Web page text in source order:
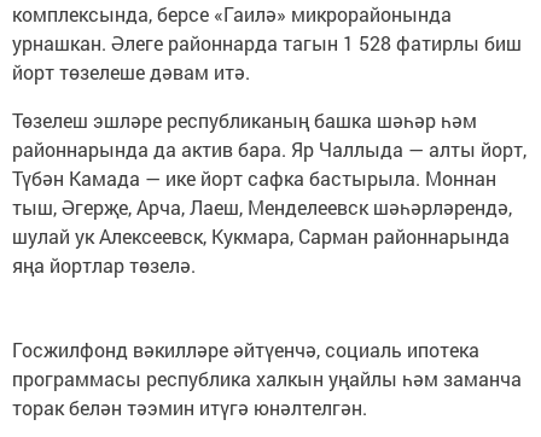
комплексында, берсе «Гаилә» микрорайонында
урнашкан. Әлеге районнарда тагын 1 528 фатирлы биш
йорт төзелеше дәвам итә.
Төзелеш эшләре республиканың башка шәһәр һәм
районнарында да актив бара. Яр Чаллыда — алты йорт,
Түбән Камада — ике йорт сафка бастырыла. Моннан
тыш, Әгерҗе, Арча, Лаеш, Менделеевск шәһәрләрендә,
шулай ук Алексеевск, Кукмара, Сарман районнарында
яңа йортлар төзелә.
Госжилфонд вәкилләре әйтүенчә, социаль ипотека
программасы республика халкын уңайлы һәм заманча
торак белән тәэмин итүгә юнәлтелгән.